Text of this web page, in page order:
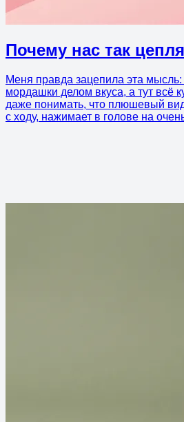
Почему нас так
Меня правда зацепила эта
мордашки делом вкуса, а тут всё
даже понимать, что плюшевый
с ходу, нажимает в голове на